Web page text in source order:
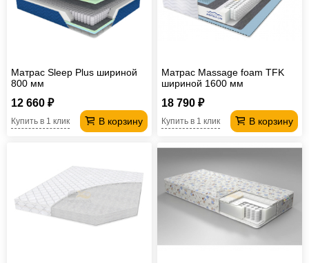
Матрас Sleep Plus шириной
800 мм
12 660 ₽
В корзину
Купить в 1 клик
Матрас Massage foam TFK
шириной 1600 мм
18 790 ₽
В корзину
Купить в 1 клик